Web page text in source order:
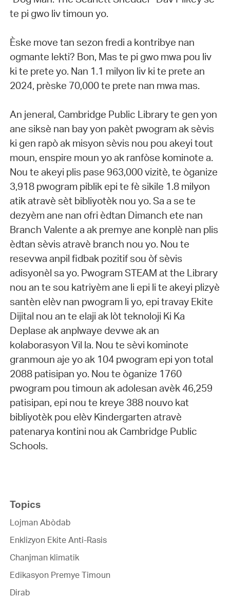
te pi gwo liv timoun yo.
Èske move tan sezon fredi a kontribye nan
ogmante lekti? Bon, Mas te pi gwo mwa pou liv
ki te prete yo. Nan 1.1 milyon liv ki te prete an
2024, prèske 70,000 te prete nan mwa mas.
An jeneral, Cambridge Public Library te gen yon
ane siksè nan bay yon pakèt pwogram ak sèvis
ki gen rapò ak misyon sèvis nou pou akeyi tout
moun, enspire moun yo ak ranfòse kominote a.
Nou te akeyi plis pase 963,000 vizitè, te òganize
3,918 pwogram piblik epi te fè sikile 1.8 milyon
atik atravè sèt bibliyotèk nou yo. Sa a se te
dezyèm ane nan ofri èdtan Dimanch ete nan
Branch Valente a ak premye ane konplè nan plis
èdtan sèvis atravè branch nou yo. Nou te
resevwa anpil fidbak pozitif sou òf sèvis
adisyonèl sa yo. Pwogram STEAM at the Library
nou an te sou katriyèm ane li epi li te akeyi plizyè
santèn elèv nan pwogram li yo, epi travay Ekite
Dijital nou an te elaji ak lòt teknoloji Ki Ka
Deplase ak anplwaye devwe ak an
kolaborasyon Vil la. Nou te sèvi kominote
granmoun aje yo ak 104 pwogram epi yon total
2088 patisipan yo. Nou te òganize 1760
pwogram pou timoun ak adolesan avèk 46,259
patisipan, epi nou te kreye 388 nouvo kat
bibliyotèk pou elèv Kindergarten atravè
patenarya kontini nou ak Cambridge Public
Schools.
Topics
Lojman Abòdab
Enklizyon Ekite Anti-Rasis
Chanjman klimatik
Edikasyon Premye Timoun
Dirab